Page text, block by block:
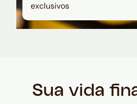
exclusivos
Sua vida